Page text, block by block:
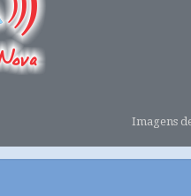
Imagens